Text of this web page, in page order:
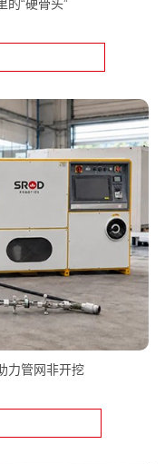
的“硬骨头”
力管网非开挖